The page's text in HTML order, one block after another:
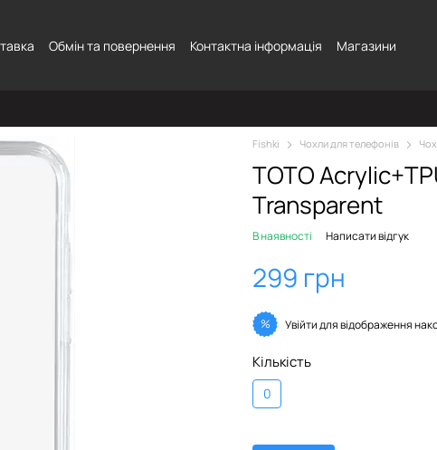
Обмін та повернення Контактна інформація Магазини
Fishki Чохли для телефонів
TOTO
Transparent
В наявності Написати відгук
299 грн
% Увійтидля відображення
Кількість
0